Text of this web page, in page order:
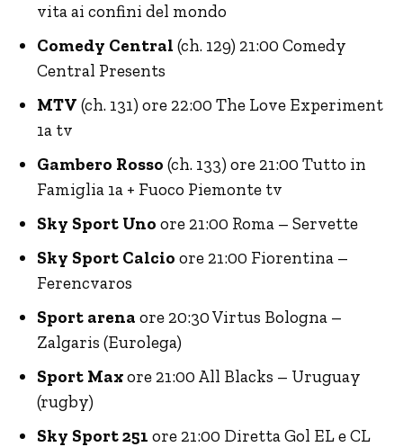
vita ai confini del mondo
Comedy Central (ch. 129) 21:00 Comedy
Central Presents
MTV (ch. 131) ore 22:00 The Love Experiment
1a tv
Gambero Rosso (ch. 133) ore 21:00 Tutto in
Famiglia 1a + Fuoco Piemonte tv
Sky Sport Uno ore 21:00 Roma – Servette
Sky Sport Calcio ore 21:00 Fiorentina –
Ferencvaros
Sport arena ore 20:30 Virtus Bologna –
Zalgaris (Eurolega)
Sport Maxore 21:00 All Blacks – Uruguay
(rugby)
Sky Sport 251 ore 21:00 Diretta Gol EL e CL